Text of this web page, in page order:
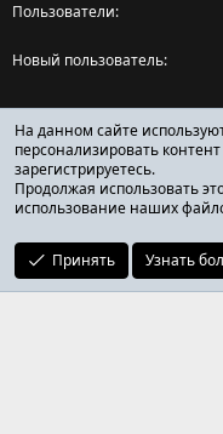
Пользователи
Новый пользователь
Поделиться
Facebook
X (Twitter)
Reddit
ОТЗЫВЫ ОНЛАЙН ФОРУМ
На данном сайте
персонализировать
зарегистрируетесь.
Продолжая использовать
использование наших
Принять Узнать